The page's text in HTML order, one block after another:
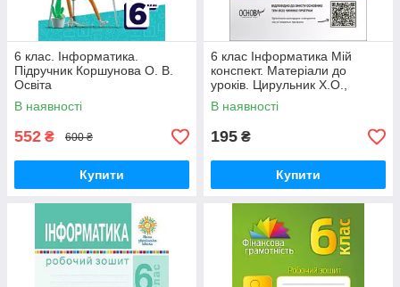
6 клас. Інформатика.
Підручник Коршунова О. В.
Освіта
В наявності
552 ₴ 600 ₴
Купити
6 клас Інформатика Мій
конспект. Матеріали до
уроків. Цирульник Х.О.,
Олійник М.В. Основа
В наявності
195 ₴
Купити